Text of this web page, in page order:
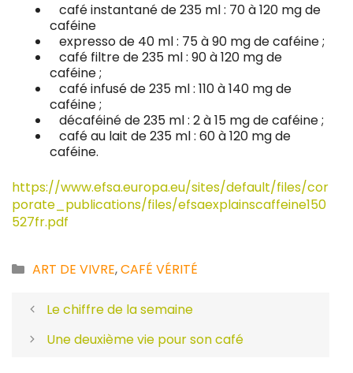
café instantané de 235 ml : 70 à 120 mg de
caféine
expresso de 40 ml : 75 à 90 mg de caféine ;
café filtre de 235 ml : 90 à 120 mg de
caféine ;
café infusé de 235 ml : 110 à 140 mg de
caféine ;
décaféiné de 235 ml : 2 à 15 mg de caféine ;
café au lait de 235 ml : 60 à 120 mg de
caféine.
https://www.efsa.europa.eu/sites/default/files/cor
porate_publications/files/efsaexplainscaffeine150
527fr.pdf
Catégories
ART DE VIVRE,CAFÉ VÉRITÉ
Le chiffre de la semaine
Une deuxième vie pour son café